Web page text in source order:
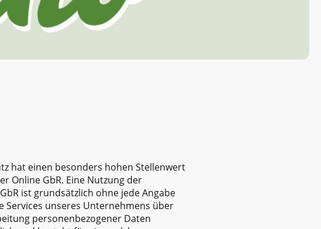
hat einen besonders hohen Stellenwert
Online GbR. Eine Nutzung der
ist grundsätzlich ohne jede Angabe
Services unseres Unternehmens über
personenbezogener Daten